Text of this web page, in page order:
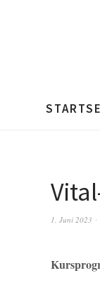
1. Juni 2023